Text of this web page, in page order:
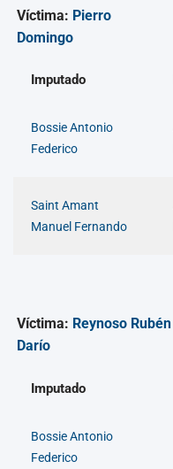
Víctima: Pierro
Domingo
Imputado
Bossie Antonio
Federico
Saint Amant
Manuel Fernando
Víctima: Reynoso Rubén
Darío
Imputado
Bossie Antonio
Federico